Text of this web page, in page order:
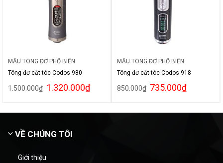
MẪU TÔNG ĐƠ PHỔ BIẾN
Tông đơ cắt tóc Codos 980
1.500.000₫ 1.320.000₫
MẪU TÔNG ĐƠ PHỔ BIẾN
Tông đơ cắt tóc Codos 918
850.000₫ 735.000₫
VỀ CHÚNG TÔI
Giới thiệu